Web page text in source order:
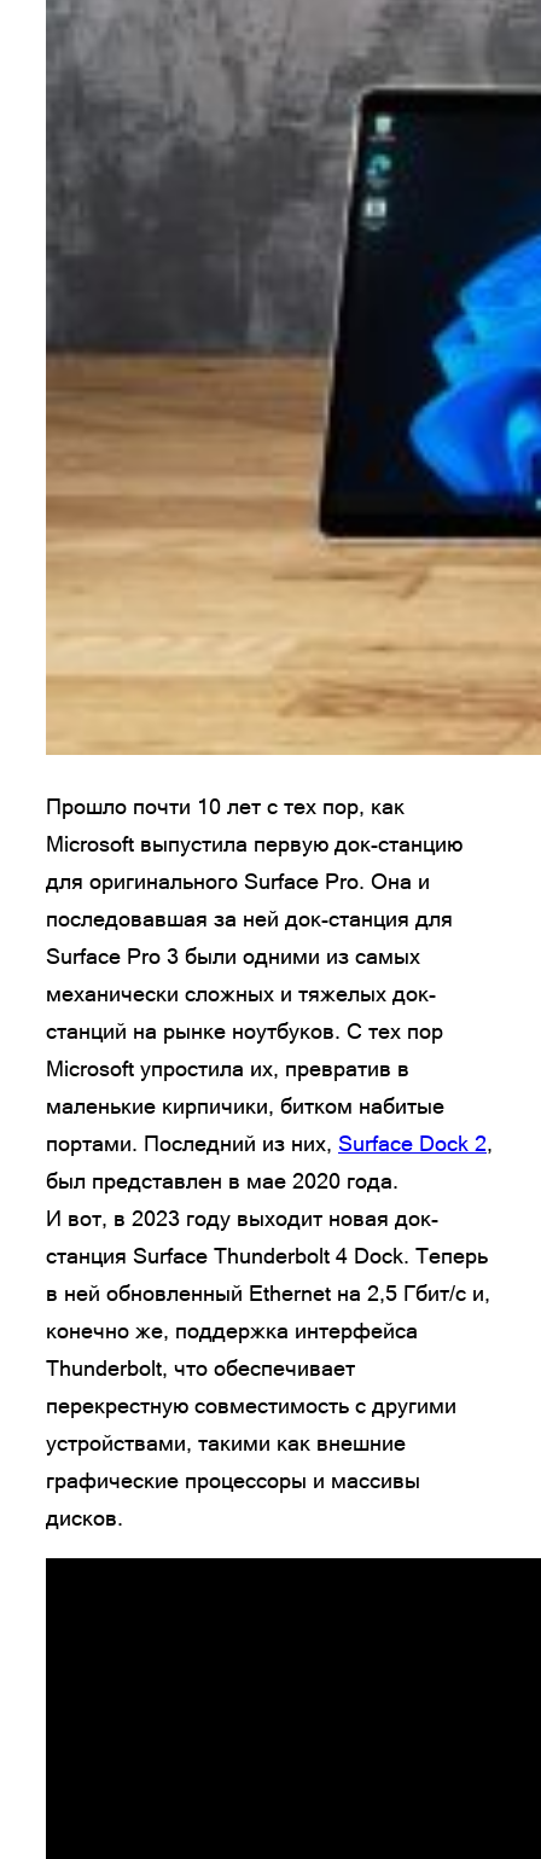
Прошло почти 10 лет с тех пор, как
Microsoft выпустила первую док-станцию
для оригинального Surface Pro. Она и
последовавшая за ней док-станция для
Surface Pro 3 были одними из самых
механически сложных и тяжелых док-
станций на рынке ноутбуков. С тех пор
Microsoft упростила их, превратив в
маленькие кирпичики, битком набитые
портами. Последний из них, Surface Dock 2,
был представлен в мае 2020 года.
И вот, в 2023 году выходит новая док-
станция Surface Thunderbolt 4 Dock. Теперь
в ней обновленный Ethernet на 2,5 Гбит/с и,
конечно же, поддержка интерфейса
Thunderbolt, что обеспечивает
перекрестную совместимость с другими
устройствами, такими как внешние
графические процессоры и массивы
дисков.